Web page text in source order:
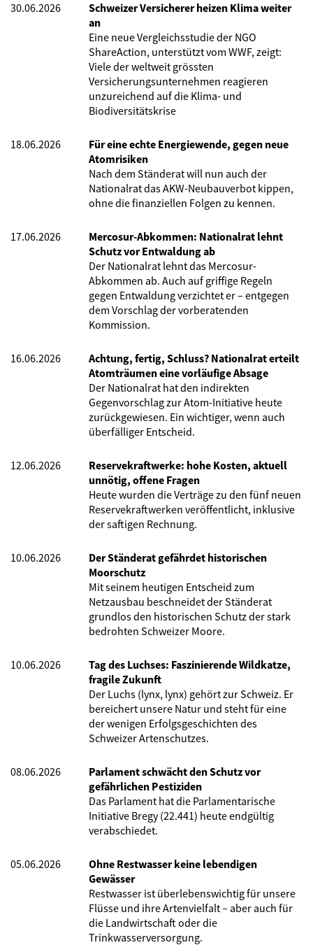
30.06.2026
Schweizer Versicherer heizen Klima weiter
an
Eine neue Vergleichsstudie der NGO
ShareAction, unterstützt vom WWF, zeigt:
Viele der weltweit grössten
Versicherungsunternehmen reagieren
unzureichend auf die Klima- und
Biodiversitätskrise
18.06.2026
Für eine echte Energiewende, gegen neue
Atomrisiken
Nach dem Ständerat will nun auch der
Nationalrat das AKW-Neubauverbot kippen,
ohne die finanziellen Folgen zu kennen.
17.06.2026
Mercosur-Abkommen: Nationalrat lehnt
Schutz vor Entwaldung ab
Der Nationalrat lehnt das Mercosur-
Abkommen ab. Auch auf griffige Regeln
gegen Entwaldung verzichtet er – entgegen
dem Vorschlag der vorberatenden
Kommission.
16.06.2026
Achtung, fertig, Schluss? Nationalrat erteilt
Atomträumen eine vorläufige Absage
Der Nationalrat hat den indirekten
Gegenvorschlag zur Atom-Initiative heute
zurückgewiesen. Ein wichtiger, wenn auch
überfälliger Entscheid.
12.06.2026
Reservekraftwerke: hohe Kosten, aktuell
unnötig, offene Fragen
Heute wurden die Verträge zu den fünf neuen
Reservekraftwerken veröffentlicht, inklusive
der saftigen Rechnung.
10.06.2026
Der Ständerat gefährdet historischen
Moorschutz
Mit seinem heutigen Entscheid zum
Netzausbau beschneidet der Ständerat
grundlos den historischen Schutz der stark
bedrohten Schweizer Moore.
10.06.2026
Tag des Luchses: Faszinierende Wildkatze,
fragile Zukunft
Der Luchs (lynx, lynx) gehört zur Schweiz. Er
bereichert unsere Natur und steht für eine
der wenigen Erfolgsgeschichten des
Schweizer Artenschutzes.
08.06.2026
Parlament schwächt den Schutz vor
gefährlichen Pestiziden
Das Parlament hat die Parlamentarische
Initiative Bregy (22.441) heute endgültig
verabschiedet.
05.06.2026
Ohne Restwasser keine lebendigen
Gewässer
Restwasser ist überlebenswichtig für unsere
Flüsse und ihre Artenvielfalt – aber auch für
die Landwirtschaft oder die
Trinkwasserversorgung.